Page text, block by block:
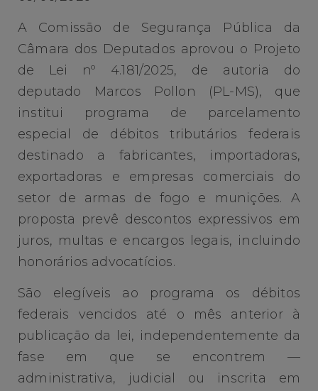
A Comissão de Segurança Pública da
Câmara dos Deputados aprovou o Projeto
de Lei nº 4.181/2025, de autoria do
deputado Marcos Pollon (PL-MS), que
institui programa de parcelamento
especial de débitos tributários federais
destinado a fabricantes, importadoras,
exportadoras e empresas comerciais do
setor de armas de fogo e munições. A
proposta prevê descontos expressivos em
juros, multas e encargos legais, incluindo
honorários advocatícios.
São elegíveis ao programa os débitos
federais vencidos até o mês anterior à
publicação da lei, independentemente da
fase em que se encontrem —
administrativa, judicial ou inscrita em